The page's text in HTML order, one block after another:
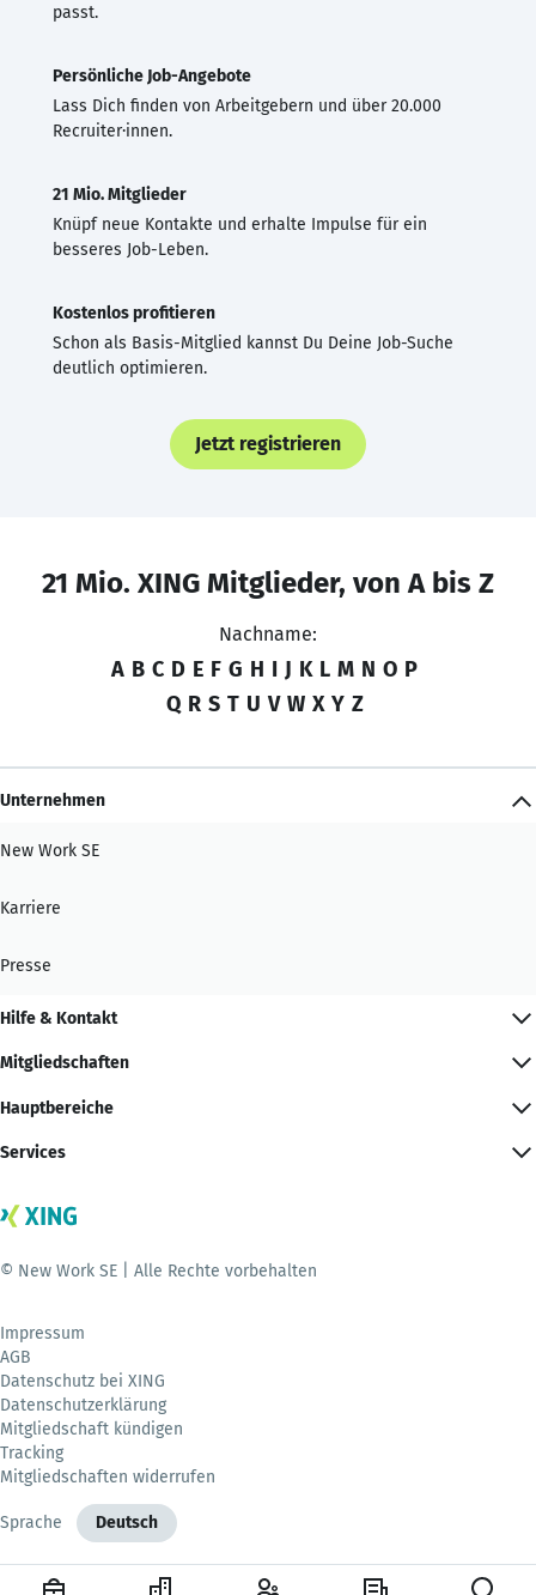
passt.
Persönliche Job-Angebote
Lass Dich finden von Arbeitgebern und über 20.000
Recruiter·innen.
21 Mio. Mitglieder
Knüpf neue Kontakte und erhalte Impulse für ein
besseres Job-Leben.
Kostenlos profitieren
Schon als Basis-Mitglied kannst Du Deine Job-Suche
deutlich optimieren.
Jetzt registrieren
21 Mio. XING Mitglieder, von A bis Z
Nachname:
A B C D E F G H I J K L M N O P
Q R S T U V W X Y Z
Unternehmen
New Work SE
Karriere
Presse
Hilfe & Kontakt
Mitgliedschaften
Hauptbereiche
Services
© New Work SE | Alle Rechte vorbehalten
Impressum
AGB
Datenschutz bei XING
Datenschutzerklärung
Mitgliedschaft kündigen
Tracking
Mitgliedschaften widerrufen
Sprache Deutsch